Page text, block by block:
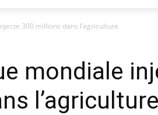
300 millions dans l’agriculture
mondiale
l’agriculture